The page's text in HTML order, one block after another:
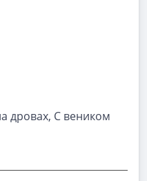
дровах, С веником